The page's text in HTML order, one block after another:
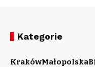
Kategorie
KrakówMałopolska